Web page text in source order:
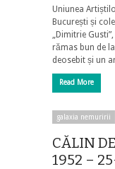
Uniunea
București și
„Dimitrie
rămas bun de
deosebit și un
Read More
galaxia nemuririi
CĂLIN
1952 –